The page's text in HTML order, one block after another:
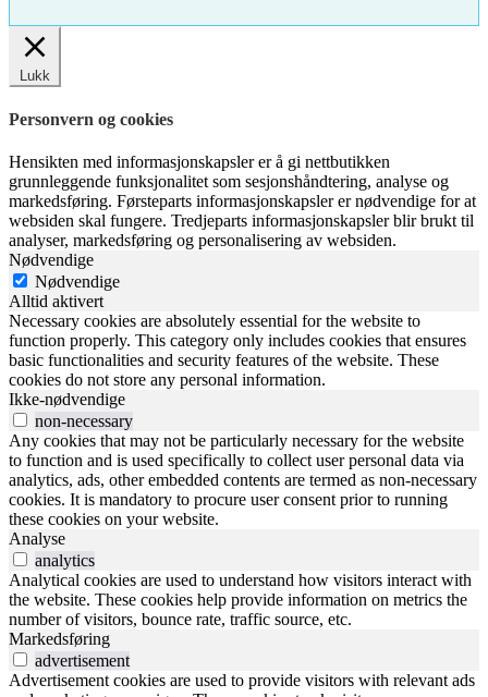
Lukk
Personvern og cookies
Hensikten med informasjonskapsler er å gi nettbutikken
grunnleggende funksjonalitet som sesjonshåndtering, analyse og
markedsføring. Førsteparts informasjonskapsler er nødvendige for at
websiden skal fungere. Tredjeparts informasjonskapsler blir brukt til
analyser, markedsføring og personalisering av websiden.
Nødvendige
Nødvendige
Alltid aktivert
Necessary cookies are absolutely essential for the website to
function properly. This category only includes cookies that ensures
basic functionalities and security features of the website. These
cookies do not store any personal information.
Ikke-nødvendige
non-necessary
Any cookies that may not be particularly necessary for the website
to function and is used specifically to collect user personal data via
analytics, ads, other embedded contents are termed as non-necessary
cookies. It is mandatory to procure user consent prior to running
these cookies on your website.
Analyse
analytics
Analytical cookies are used to understand how visitors interact with
the website. These cookies help provide information on metrics the
number of visitors, bounce rate, traffic source, etc.
Markedsføring
advertisement
Advertisement cookies are used to provide visitors with relevant ads